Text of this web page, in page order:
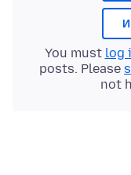
You must log
posts. Please
not